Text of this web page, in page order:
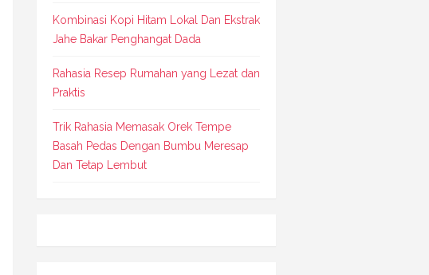
Kombinasi Kopi Hitam Lokal Dan Ekstrak
Jahe Bakar Penghangat Dada
Rahasia Resep Rumahan yang Lezat dan
Praktis
Trik Rahasia Memasak Orek Tempe
Basah Pedas Dengan Bumbu Meresap
Dan Tetap Lembut